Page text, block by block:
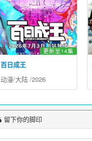
百日成王
更新至14集
动漫/大陆 /2026
留下你的脚印